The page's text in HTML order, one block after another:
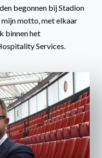
begonnen bij Stadion
mijn motto, met elkaar
binnen het
Services.